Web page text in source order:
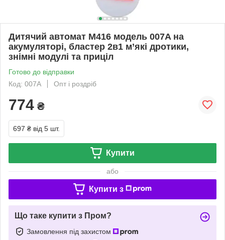
Дитячий автомат M416 модель 007A на
акумуляторі, бластер 2в1 м’які дротики,
знімні модулі та приціл
Готово до відправки
Код: 007A
Опт і роздріб
774 ₴
697 ₴ від 5 шт.
Купити
або
Купити з
Що таке купити з Пром?
Замовлення під захистом